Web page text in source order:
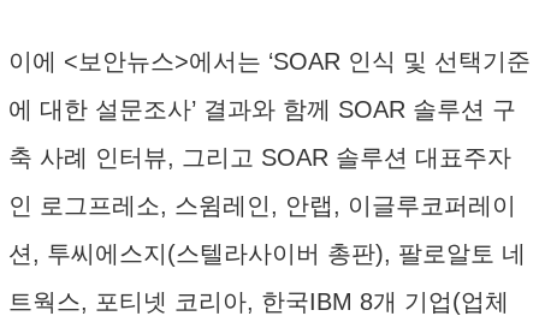
이에 <보안뉴스>에서는 ‘SOAR 인식 및 선택기준
에 대한 설문조사’ 결과와 함께 SOAR 솔루션 구
축 사례 인터뷰, 그리고 SOAR 솔루션 대표주자
인 로그프레소, 스윔레인, 안랩, 이글루코퍼레이
션, 투씨에스지(스텔라사이버 총판), 팔로알토 네
트웍스, 포티넷 코리아, 한국IBM 8개 기업(업체